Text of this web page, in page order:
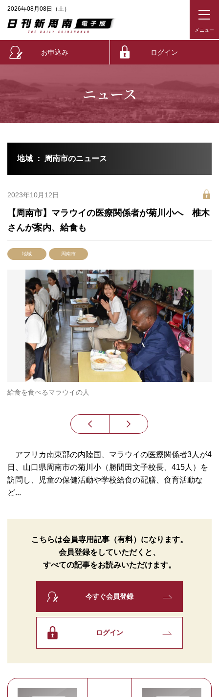
2026年08月08日（土）
お申込み ログイン
ニュース
地域 ： 周南市のニュース
2023年10月12日
【周南市】マラウイの医療関係者が菊川小へ 椎木
さんが案内、給食も
地域 周南市
給食を食べるマラウイの人
アフリカ南東部の内陸国、マラウイの医療関係者3人が4
日、山口県周南市の菊川小（勝間田文子校長、415人）を
訪問し、児童の保健活動や学校給食の配膳、食育活動な
ど...
こちらは会員専用記事（有料）になります。
会員登録をしていただくと、
すべての記事をお読みいただけます。
今すぐ会員登録
ログイン